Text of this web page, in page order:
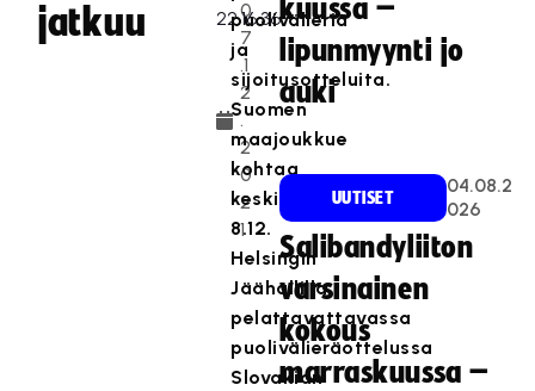
jatkuu
0
7
.1
2
.
2
0
2
1
puolivälieriä
ja
sijoitusotteluita.
Suomen
maajoukkue
kohtaa
keskiviikkona
8.12.
Helsingin
Jäähallilla
pelattavattavassa
puolivälieräottelussa
Slovakian
kuussa –
lipunmyynti jo
auki
UUTISET
04.08.2
026
Salibandyliiton
varsinainen
kokous
marraskuussa –